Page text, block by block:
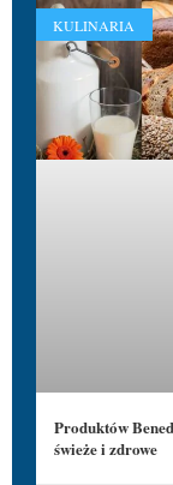
KULINARIA
Produktów
świeże i zdrowe